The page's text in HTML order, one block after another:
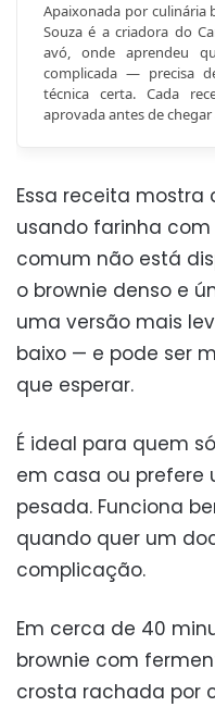
Apaixonada por culinária
Souza é a criadora do
avó, onde aprendeu
complicada — precisa
técnica certa. Cada
aprovada antes de chegar
Essa receita mostra
usando farinha
comum não está
o brownie denso e
uma versão mais
baixo — e pode ser
que esperar.
É ideal para quem
em casa ou prefere
pesada. Funciona
quando quer um
complicação.
Em cerca de 40
brownie com
crosta rachada por